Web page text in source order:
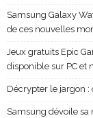
Samsung Galaxy
de ces nouvelles
Jeux gratuits Epic
disponible sur PC et
Décrypter le jargon :
Samsung dévoile